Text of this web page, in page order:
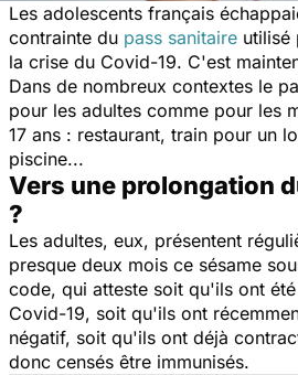
Les adolescents français
contrainte du pass sanitaire utilisé
la crise du Covid-19. C'est
Dans de nombreux contextes le
pour les adultes comme pour les
17 ans : restaurant, train pour un
piscine...
Vers une prolongation
?
Les adultes, eux, présentent
presque deux mois ce sésame
code, qui atteste soit qu'ils ont
Covid-19, soit qu'ils ont
négatif, soit qu'ils ont déjà
donc censés être immunisés.